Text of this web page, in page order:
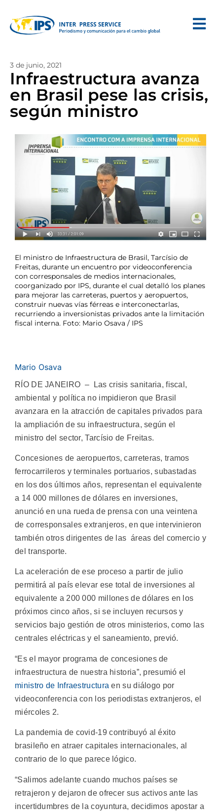
3 de junio, 2021
Infraestructura avanza
en Brasil pese las crisis,
según ministro
El ministro de Infraestructura de Brasil, Tarcísio de
Freitas, durante un encuentro por videoconferencia
con corresponsales de medios internacionales,
coorganizado por IPS, durante el cual detalló los planes
para mejorar las carreteras, puertos y aeropuertos,
construir nuevas vías férreas e interconectarlas,
recurriendo a inversionistas privados ante la limitación
fiscal interna. Foto: Mario Osava / IPS
Mario Osava
RÍO DE JANEIRO – Las crisis sanitaria, fiscal,
ambiental y política no impidieron que Brasil
avanzara en la atracción de capitales privados para
la ampliación de su infraestructura, según el
ministro del sector, Tarcísio de Freitas.
Concesiones de aeropuertos, carreteras, tramos
ferrocarrileros y terminales portuarios, subastadas
en los dos últimos años, representan el equivalente
a 14 000 millones de dólares en inversiones,
anunció en una rueda de prensa con una veintena
de corresponsales extranjeros, en que intervinieron
también otros dirigentes de las áreas del comercio y
del transporte.
La aceleración de ese proceso a partir de julio
permitirá al país elevar ese total de inversiones al
equivalente a 200 000 millones de dólares en los
próximos cinco años, si se incluyen recursos y
servicios bajo gestión de otros ministerios, como las
centrales eléctricas y el saneamiento, previó.
“Es el mayor programa de concesiones de
infraestructura de nuestra historia”, presumió el
ministro de Infraestructura en su diálogo por
videoconferencia con los periodistas extranjeros, el
miércoles 2.
La pandemia de covid-19 contribuyó al éxito
brasileño en atraer capitales internacionales, al
contrario de lo que parece lógico.
“Salimos adelante cuando muchos países se
retrajeron y dejaron de ofrecer sus activos ante las
incertidumbres de la coyuntura, decidimos apostar a